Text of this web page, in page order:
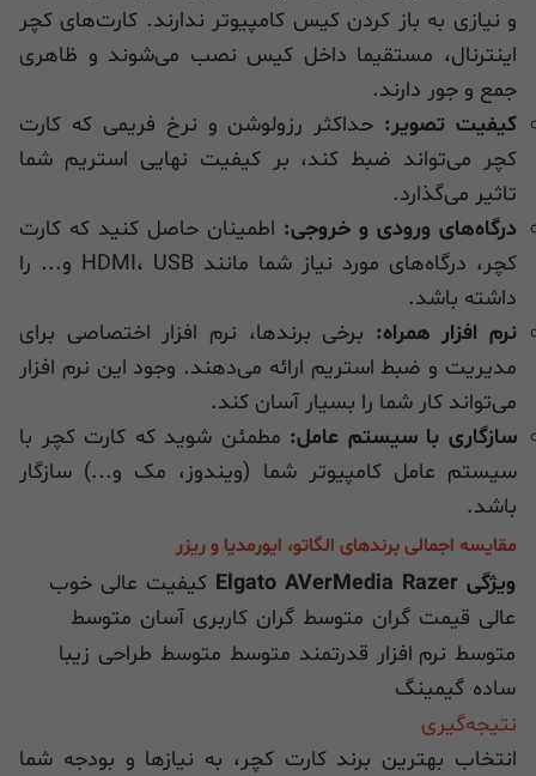
و نیازی به باز کردن کیس کامپیوتر ندارند. کارت‌های کچر
اینترنال، مستقیما داخل کیس نصب می‌شوند و ظاهری
جمع و جور دارند.
کیفیت تصویر: حداکثر رزولوشن و نرخ فریمی که کارت
کچر می‌تواند ضبط کند، بر کیفیت نهایی استریم شما
تاثیر می‌گذارد.
درگاه‌های ورودی و خروجی: اطمینان حاصل کنید که کارت
کچر، درگاه‌های مورد نیاز شما مانند HDMI، USB و... را
داشته باشد.
نرم افزار همراه: برخی برندها، نرم افزار اختصاصی برای
مدیریت و ضبط استریم ارائه می‌دهند. وجود این نرم افزار
می‌تواند کار شما را بسیار آسان کند.
سازگاری با سیستم عامل: مطمئن شوید که کارت کچر با
سیستم عامل کامپیوتر شما (ویندوز، مک و...) سازگار
باشد.
مقایسه اجمالی برندهای الگاتو، ایورمدیا و ریزر
ویژگی Elgato AVerMedia Razer کیفیت عالی خوب
عالی قیمت گران متوسط گران کاربری آسان متوسط
متوسط نرم افزار قدرتمند متوسط متوسط طراحی زیبا
ساده گیمینگ
نتیجه‌گیری
انتخاب بهترین برند کارت کچر، به نیازها و بودجه شما